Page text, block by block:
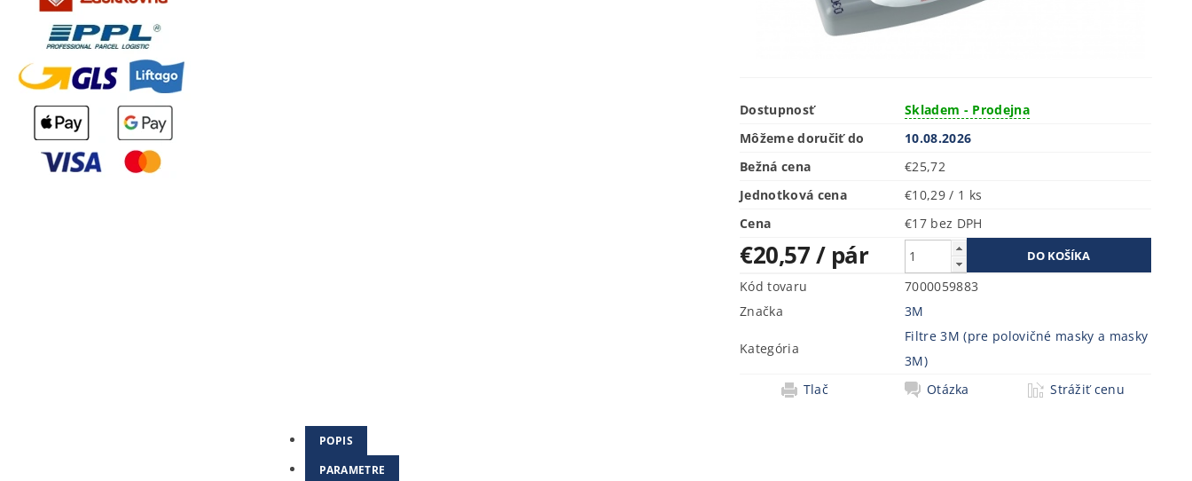
Dostupnosť
Skladem - Prodejna
Môžeme doručiť do
10.08.2026
Bežná cena
€25,72
Jednotková cena
€10,29 / 1 ks
Cena
€17 bez DPH
€20,57/ pár
Kód tovaru
7000059883
Značka
3M
Kategória
Filtre 3M (pre polovičné masky a masky
3M)
Tlač
Otázka Strážiť cenu
POPIS
PARAMETRE